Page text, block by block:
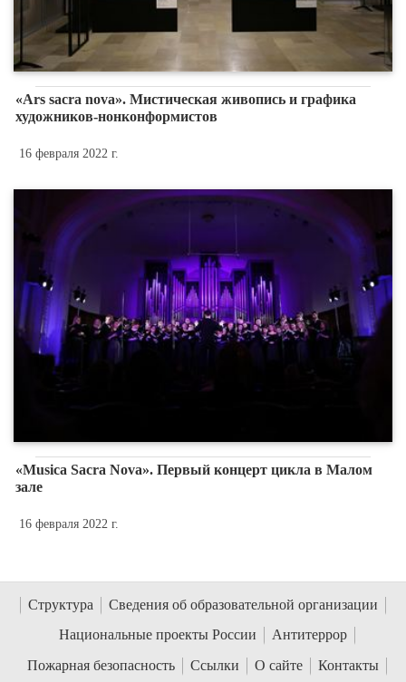
«Ars sacra nova». Мистическая живопись и графика
художников-нонконформистов
16 февраля 2022 г.
«Musica Sacra Nova». Первый концерт цикла в Малом
зале
16 февраля 2022 г.
Структура
Сведения об образовательной организации
Национальные проекты России
Антитеррор
Пожарная безопасность
Ссылки О сайте Контакты